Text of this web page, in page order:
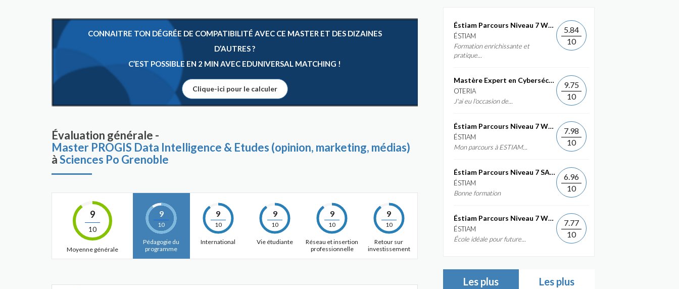
CONNAITRE TON DÉGRÉE DE COMPATIBILITÉ AVEC CE MASTER ET DES DIZAINES
D’AUTRES ?
C’EST POSSIBLE EN 2 MIN AVEC EDUNIVERSAL MATCHING !
Clique-ici pour le calculer
Évaluation générale -
Master PROGIS Data Intelligence & Etudes (opinion, marketing, médias)
àSciences Po Grenoble
9
10
Moyenne générale
9
10
Pédagogie du
programme
9
10
International
9
10
Vie étudiante
9
10
Réseau et insertion
professionnelle
9
10
Retour sur
investissement
Éstiam Parcours Niveau 7 Web &...
ÉSTIAM
Formation enrichissante et
pratique...
5.84
10
Mastère Expert en Cybersécurité
OTERIA
J'ai eu l'occasion de...
9.75
10
Éstiam Parcours Niveau 7 Web &...
ÉSTIAM
Mon parcours à ESTIAM...
7.98
10
Éstiam Parcours Niveau 7 SAP ERP...
ÉSTIAM
Bonne formation
6.96
10
Éstiam Parcours Niveau 7 Web &...
ÉSTIAM
École idéale pour future...
7.77
10
Les plus
Les plus